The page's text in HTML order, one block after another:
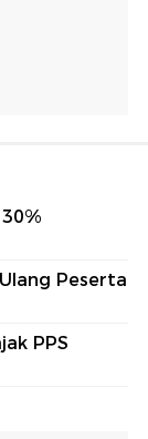
Peserta
PPS